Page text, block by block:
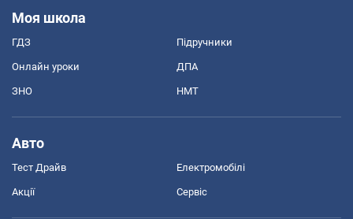
Моя школа
ГДЗ Підручники
Онлайн уроки ДПА
ЗНО НМТ
Авто
Тест Драйв Електромобілі
Акції Сервіс